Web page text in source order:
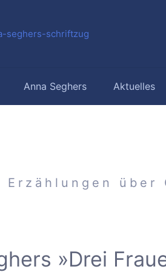
Anna Seghers Aktuelles
über
»Drei